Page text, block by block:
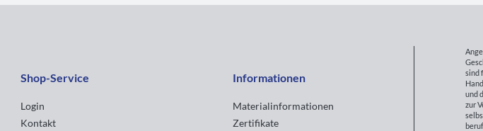
Shop-Service
Login
Kontakt
Informationen
Materialinformationen
Zertifikate
sind
und
zur